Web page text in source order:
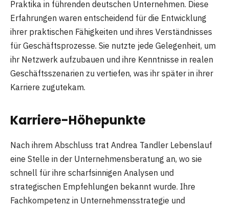
Praktika in führenden deutschen Unternehmen. Diese
Erfahrungen waren entscheidend für die Entwicklung
ihrer praktischen Fähigkeiten und ihres Verständnisses
für Geschäftsprozesse. Sie nutzte jede Gelegenheit, um
ihr Netzwerk aufzubauen und ihre Kenntnisse in realen
Geschäftsszenarien zu vertiefen, was ihr später in ihrer
Karriere zugutekam.
Karriere-Höhepunkte
Nach ihrem Abschluss trat Andrea Tandler Lebenslauf
eine Stelle in der Unternehmensberatung an, wo sie
schnell für ihre scharfsinnigen Analysen und
strategischen Empfehlungen bekannt wurde. Ihre
Fachkompetenz in Unternehmensstrategie und